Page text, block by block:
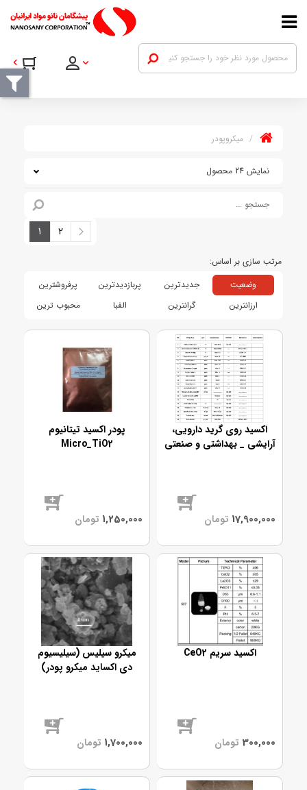
میکروپودر
نمایش 24 محصول
1 2
وضعیت جدیدترین پربازدیدترین
پرفروشترین
ارزانترین
گرانترین الفبا محبوب ترین
اکسید روی گرید دارویی،
آرایشی _ بهداشتی و صنعتی
موجود
پودر اکسید تیتانیوم
Micro_TiO2
موجود
اکسید سریم CeO2
موجود
میکرو سیلیس (سیلیسیوم
دی اکساید میکرو پودر)
موجود